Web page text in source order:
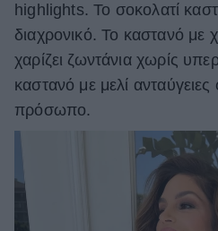
highlights. Το σοκολατί
διαχρονικό. Το καστανό με
χαρίζει ζωντάνια χωρίς
καστανό με μελί ανταύγειες
πρόσωπο.